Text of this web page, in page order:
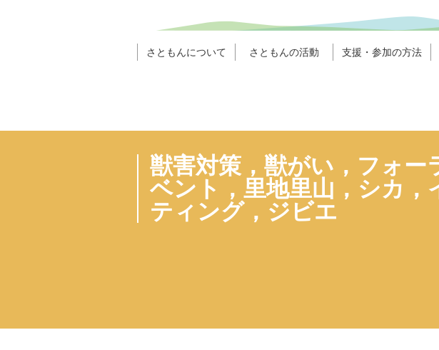
さともんについて さともんの活動 支援・参加の方法
獣害対策，獣がい，フォー
ベント，里地里山，シカ
ティング，ジビエ